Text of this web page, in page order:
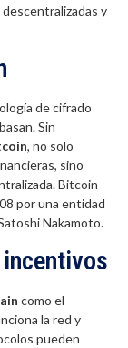
y
de cifrado
Sin
, no solo
sino
Bitcoin
por una entidad
Nakamoto.
como el
la red y
pueden